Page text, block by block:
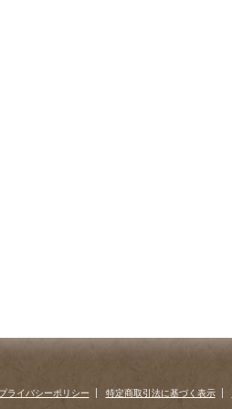
ライバシーポリシー 特定商取引法に基づく表示